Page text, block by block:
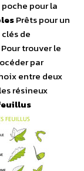
pour la
Prêts pour un
de
trouver le
par
entre deux
résineux